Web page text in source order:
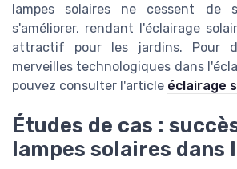
lampes solaires ne cessent de
s'améliorer, rendant l'éclairage
attractif pour les jardins. Pour
merveilles technologiques dans
pouvez consulter l'article éclairage
Études de cas :
lampes solaires dans